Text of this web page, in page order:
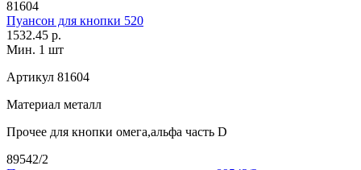
81604
Пуансон для кнопки 520
1532.45 р.
Мин. 1 шт
Артикул 81604
Материал металл
Прочее для кнопки омега,альфа часть D
89542/2